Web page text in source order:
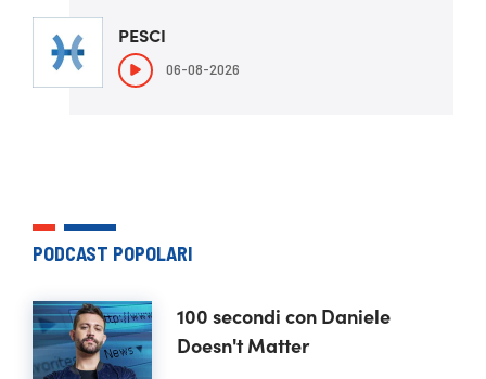
PESCI
06-08-2026
PODCAST POPOLARI
100 secondi con Daniele
Doesn't Matter